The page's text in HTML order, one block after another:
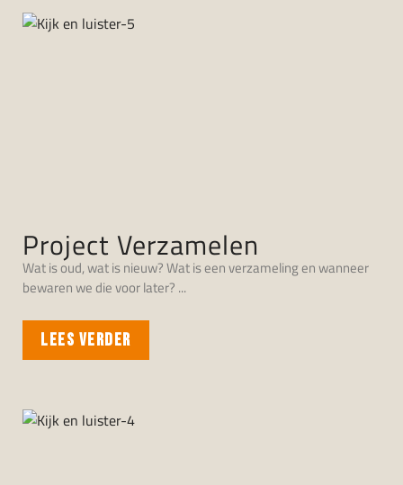
Project Verzamelen
Wat is oud, wat is nieuw? Wat is een verzameling en wanneer
bewaren we die voor later?
LEES VERDER